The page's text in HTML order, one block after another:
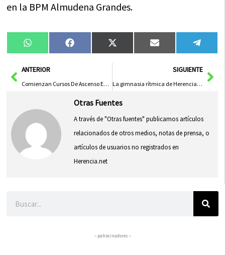
en la BPM Almudena Grandes.
Compartir
en
WhatsAppCompartir
en
FacebookCompartir
en
X
(Twitter)
Compartir
en
Email
en
AntANTERIOR
Comienzan Cursos De Ascenso En La Policía Local Con 38 Alumnos
SIGUIENTE
La gimnasia rítmica de Herencia arranca la temporada en Pedro Muñoz con cuatro oros y cuatro platas
Otras Fuentes
A través de "Otras fuentes" publicamos artículos
relacionados de otros medios, notas de prensa, o
artículos de usuarios no registrados en
Herencia.net
– patrocinadores –